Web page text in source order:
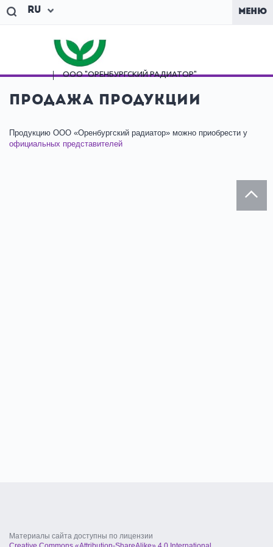
Ru МЕНЮ
ООО "ОРЕНБУРГСКИЙРАДИАТОР"
Продажа продукции
Продукцию ООО «Оренбургский радиатор» можно приобрести у
официальных представителей
Материалы сайта доступны по лицензии